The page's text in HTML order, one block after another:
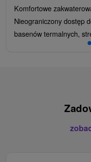
Komfortowe
Nieograniczony dostęp
basenów termalnych,